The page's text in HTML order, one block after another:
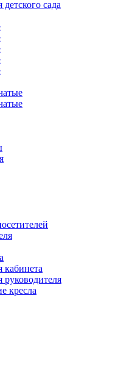
сада
кабинета
руководителя
кресла